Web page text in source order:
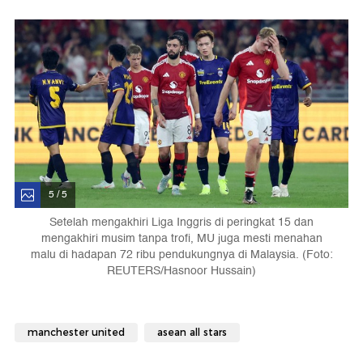
5 / 5
Setelah mengakhiri Liga Inggris di peringkat 15 dan
mengakhiri musim tanpa trofi, MU juga mesti menahan
malu di hadapan 72 ribu pendukungnya di Malaysia. (Foto:
REUTERS/Hasnoor Hussain)
manchester united asean all stars